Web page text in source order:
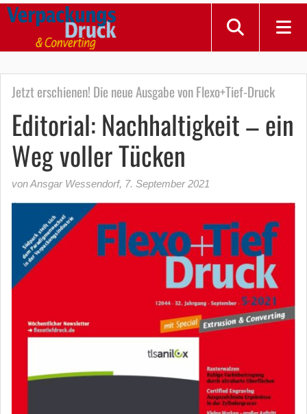
Jetzt erschienen! Die neue Ausgabe von Flexo+Tief-Druck
Editorial: Nachhaltigkeit – ein
Weg voller Tücken
von Ansgar Wessendorf, 7. September 2021